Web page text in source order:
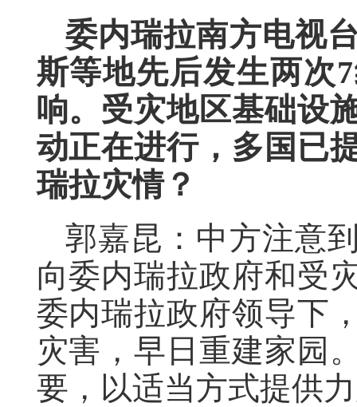
委内瑞拉南方电视
斯等地先后发生两次
响。受灾地区基础设
动正在进行，多国已
瑞拉灾情？
郭嘉昆：中方注意
向委内瑞拉政府和受
委内瑞拉政府领导下
灾害，早日重建家园
要，以适当方式提供